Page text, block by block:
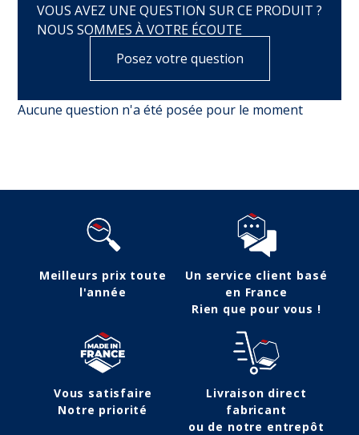
VOUS AVEZ UNE QUESTION SUR CE PRODUIT ?
NOUS SOMMES À VOTRE ÉCOUTE
Posez votre question
Aucune question n'a été posée pour le moment
Meilleurs prix toute
l'année
Un service client basé
en France
Rien que pour vous !
Vous satisfaire
Notre priorité
Livraison direct
fabricant
ou de notre entrepôt